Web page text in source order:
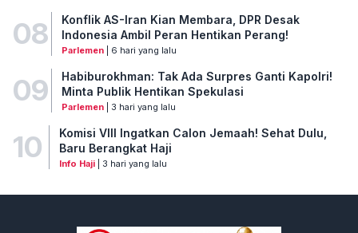
08
Konflik AS-Iran Kian Membara, DPR Desak
Indonesia Ambil Peran Hentikan Perang!
Parlemen| 6 hari yang lalu
09
Habiburokhman: Tak Ada Surpres Ganti Kapolri!
Minta Publik Hentikan Spekulasi
Parlemen| 3 hari yang lalu
10
Komisi VIII Ingatkan Calon Jemaah! Sehat Dulu,
Baru Berangkat Haji
Info Haji| 3 hari yang lalu